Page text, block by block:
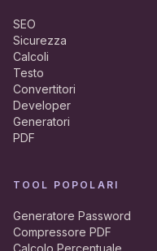
SEO
Sicurezza
Calcoli
Testo
Convertitori
Developer
Generatori
PDF
TOOL POPOLARI
Generatore Password
Compressore PDF
Calcolo Percentuale